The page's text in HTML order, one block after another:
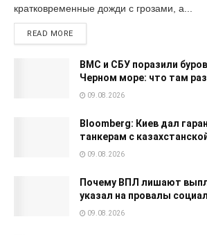
кратковременные дожди с грозами, а...
READ MORE
ВМС и СБУ поразили
Черном море: что там
09.08.2026
Bloomberg: Киев дал
танкерам с
09.08.2026
Почему ВПЛ лишают
указал на провалы
09.08.2026